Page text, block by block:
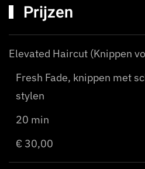
Prijzen
Elevated Haircut (Knippen
Fresh Fade, knippen met
stylen
20 min
€ 30,00